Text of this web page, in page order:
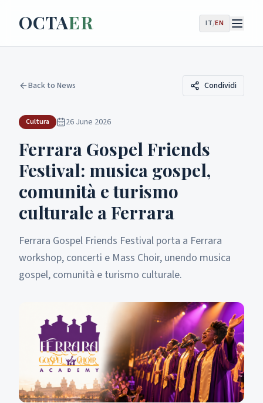
OCTAER IT/EN
Back to News Condividi
Cultura 26 June 2026
Ferrara Gospel Friends
Festival: musica gospel,
comunità e turismo
culturale a Ferrara
Ferrara Gospel Friends Festival porta a Ferrara
workshop, concerti e Mass Choir, unendo musica
gospel, comunità e turismo culturale.